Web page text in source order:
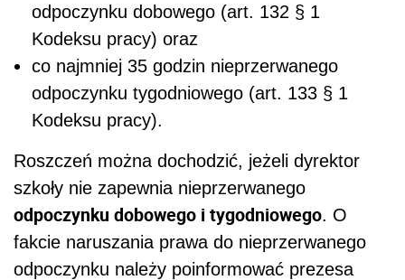
odpoczynku dobowego (art. 132 § 1
Kodeksu pracy) oraz
co najmniej 35 godzin nieprzerwanego
odpoczynku tygodniowego (art. 133 § 1
Kodeksu pracy).
Roszczeń można dochodzić, jeżeli dyrektor
szkoły nie zapewnia nieprzerwanego
odpoczynku dobowego i tygodniowego. O
fakcie naruszania prawa do nieprzerwanego
odpoczynku należy poinformować prezesa